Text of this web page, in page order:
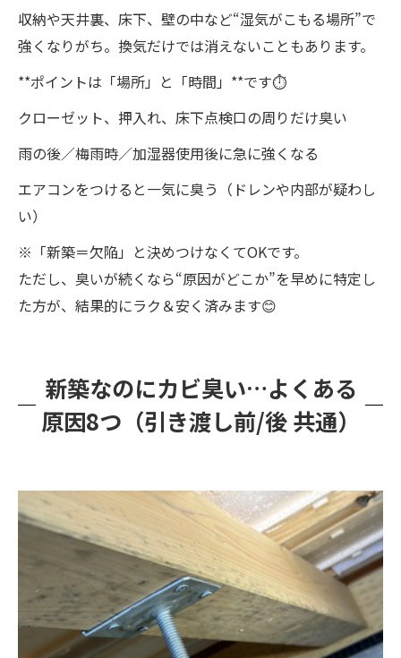
すめするサイン🚨
調査をすると何が分かる？（プロが見るポイン
ト）
原因別：新築のカビ臭を“根本から”止める対策
まとめ
応OK）✨
まとめ：新築でカビ臭いと感じたら「場所の特
定→早めの点検→湿度管理」が最短ルート
収納や天井裏、床下、壁の中など“湿気がこもる場所”で
強くなりがち。換気だけでは消えないこともあります。
**ポイントは「場所」と「時間」**です⏱️
クローゼット、押入れ、床下点検口の周りだけ臭い
雨の後／梅雨時／加湿器使用後に急に強くなる
エアコンをつけると一気に臭う（ドレンや内部が疑わし
い）
※「新築＝欠陥」と決めつけなくてOKです。
ただし、臭いが続くなら“原因がどこか”を早めに特定し
た方が、結果的にラク＆安く済みます😊
新築なのにカビ臭い…よくある
原因8つ（引き渡し前/後 共通）